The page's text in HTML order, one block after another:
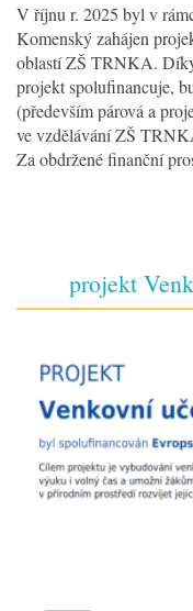
V říjnu r. 2025 byl v
Komenský zahájen
oblastí ZŠ TRNKA.
projekt spolufinancuje,
(především párová a
ve vzdělávání ZŠ
Za obdržené finanční
projekt